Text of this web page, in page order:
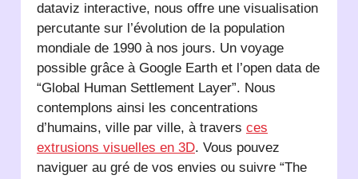
dataviz interactive, nous offre une visualisation
percutante sur l’évolution de la population
mondiale de 1990 à nos jours. Un voyage
possible grâce à Google Earth et l’open data de
“Global Human Settlement Layer”. Nous
contemplons ainsi les concentrations
d’humains, ville par ville, à travers ces
extrusions visuelles en 3D. Vous pouvez
naviguer au gré de vos envies ou suivre “The